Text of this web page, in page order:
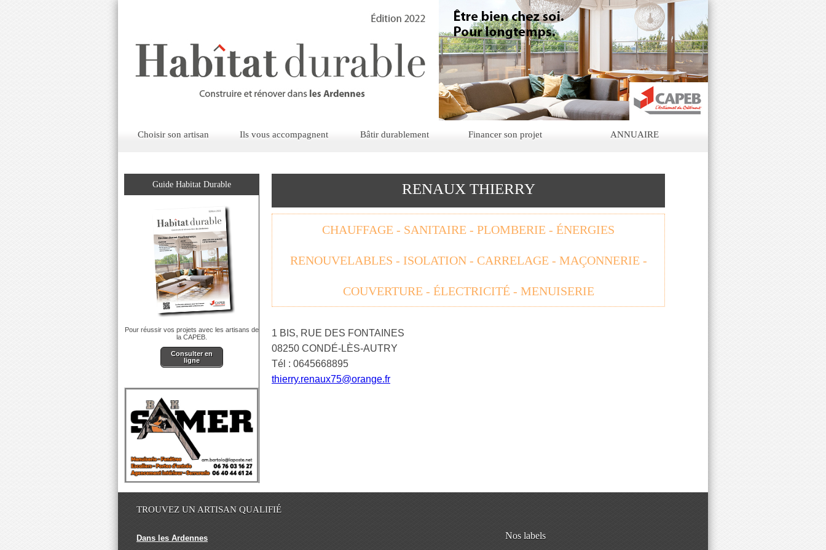
Choisir son artisan Ils vous accompagnent Bâtir durablement Financer son projet ANNUAIRE
Guide Habitat Durable
Pour réussir vos projets avec les artisans de
la CAPEB.
Consulter en
ligne
RENAUX THIERRY
CHAUFFAGE - SANITAIRE - PLOMBERIE - ÉNERGIES
RENOUVELABLES - ISOLATION - CARRELAGE - MAÇONNERIE -
COUVERTURE - ÉLECTRICITÉ - MENUISERIE
1 BIS, RUE DES FONTAINES
08250 CONDÉ-LÈS-AUTRY
Tél : 0645668895
thierry.renaux75@orange.fr
TROUVEZ UN ARTISAN QUALIFIÉ
Dans les Ardennes Nos labels